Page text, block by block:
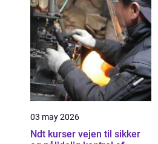
03 may 2026
Ndt kurser vejen til sikker